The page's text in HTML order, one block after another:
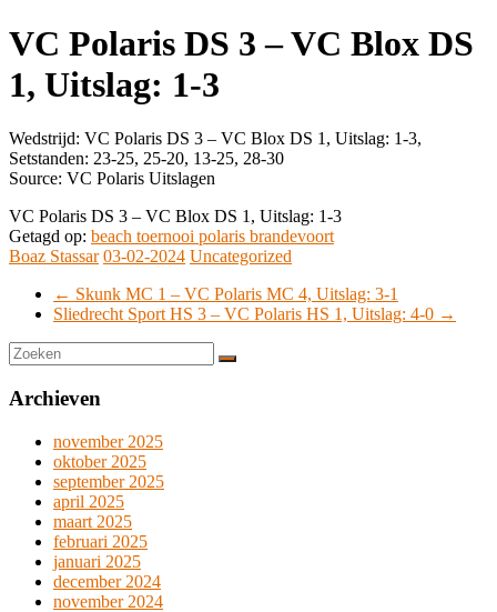
VC Polaris DS 3 – VC Blox DS
1, Uitslag: 1-3
Wedstrijd: VC Polaris DS 3 – VC Blox DS 1, Uitslag: 1-3,
Setstanden: 23-25, 25-20, 13-25, 28-30
Source: VC Polaris Uitslagen
VC Polaris DS 3 – VC Blox DS 1, Uitslag: 1-3
Getagd op: beach toernooi polaris brandevoort
Boaz Stassar 03-02-2024 Uncategorized
← Skunk MC 1 – VC Polaris MC 4, Uitslag: 3-1
Sliedrecht Sport HS 3 – VC Polaris HS 1, Uitslag: 4-0 →
Archieven
november 2025
oktober 2025
september 2025
april 2025
maart 2025
februari 2025
januari 2025
december 2024
november 2024